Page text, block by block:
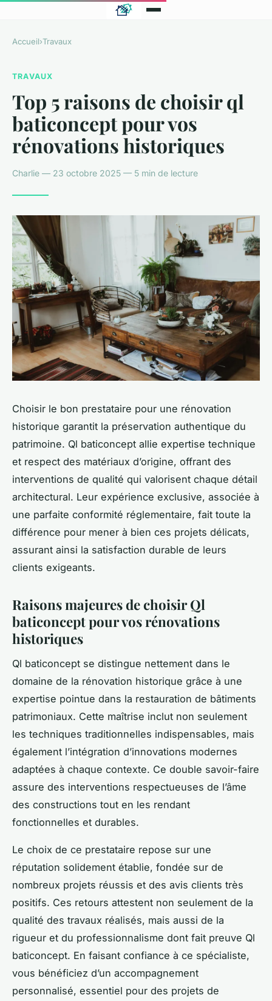
Accueil›Travaux
TRAVAUX
Top 5 raisons de choisir ql
baticoncept pour vos
rénovations historiques
Charlie — 23 octobre 2025 — 5 min de lecture
Choisir le bon prestataire pour une rénovation
historique garantit la préservation authentique du
patrimoine. Ql baticoncept allie expertise technique
et respect des matériaux d’origine, offrant des
interventions de qualité qui valorisent chaque détail
architectural. Leur expérience exclusive, associée à
une parfaite conformité réglementaire, fait toute la
différence pour mener à bien ces projets délicats,
assurant ainsi la satisfaction durable de leurs
clients exigeants.
Raisons majeures de choisir Ql
baticoncept pour vos rénovations
historiques
Ql baticoncept se distingue nettement dans le
domaine de la rénovation historique grâce à une
expertise pointue dans la restauration de bâtiments
patrimoniaux. Cette maîtrise inclut non seulement
les techniques traditionnelles indispensables, mais
également l’intégration d’innovations modernes
adaptées à chaque contexte. Ce double savoir-faire
assure des interventions respectueuses de l’âme
des constructions tout en les rendant
fonctionnelles et durables.
Le choix de ce prestataire repose sur une
réputation solidement établie, fondée sur de
nombreux projets réussis et des avis clients très
positifs. Ces retours attestent non seulement de la
qualité des travaux réalisés, mais aussi de la
rigueur et du professionnalisme dont fait preuve Ql
baticoncept. En faisant confiance à ce spécialiste,
vous bénéficiez d’un accompagnement
personnalisé, essentiel pour des projets de